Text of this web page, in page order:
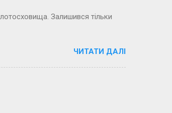
Залишився тільки
ЧИТАТИ ДАЛІ